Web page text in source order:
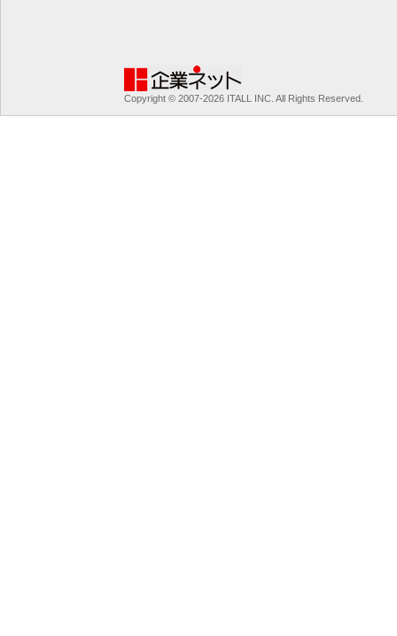
Copyright © 2007-2026 ITALL INC. All Rights Reserved.